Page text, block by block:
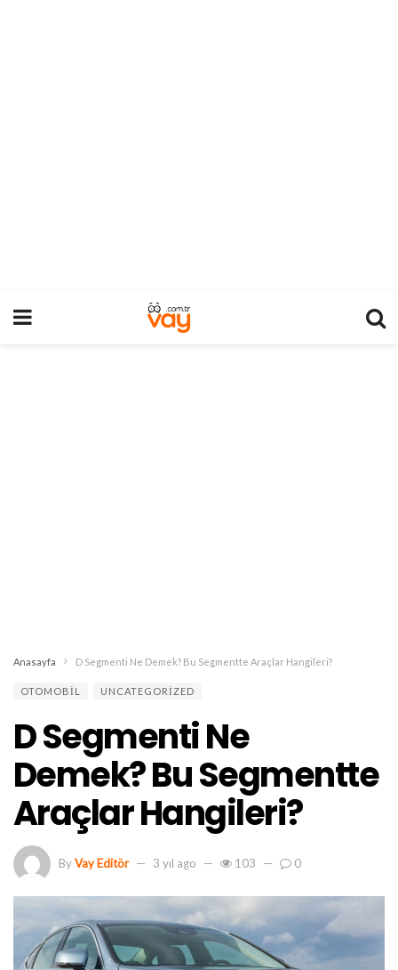
Anasayfa D Segmenti Ne Demek? Bu Segmentte Araçlar Hangileri?
OTOMOBIL UNCATEGORIZED
D Segmenti Ne
Demek? Bu Segmentte
Araçlar Hangileri?
ByVay Editör 3 yıl ago 103 0